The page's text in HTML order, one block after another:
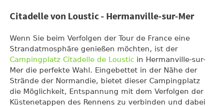
Citadelle von Loustic - Hermanville-sur-Mer
Wenn Sie beim Verfolgen der Tour de France eine
Strandatmosphäre genießen möchten, ist der
Campingplatz Citadelle de Loustic in Hermanville-sur-
Mer die perfekte Wahl. Eingebettet in der Nähe der
Strände der Normandie, bietet dieser Campingplatz
die Möglichkeit, Entspannung mit dem Verfolgen der
Küstenetappen des Rennens zu verbinden und dabei